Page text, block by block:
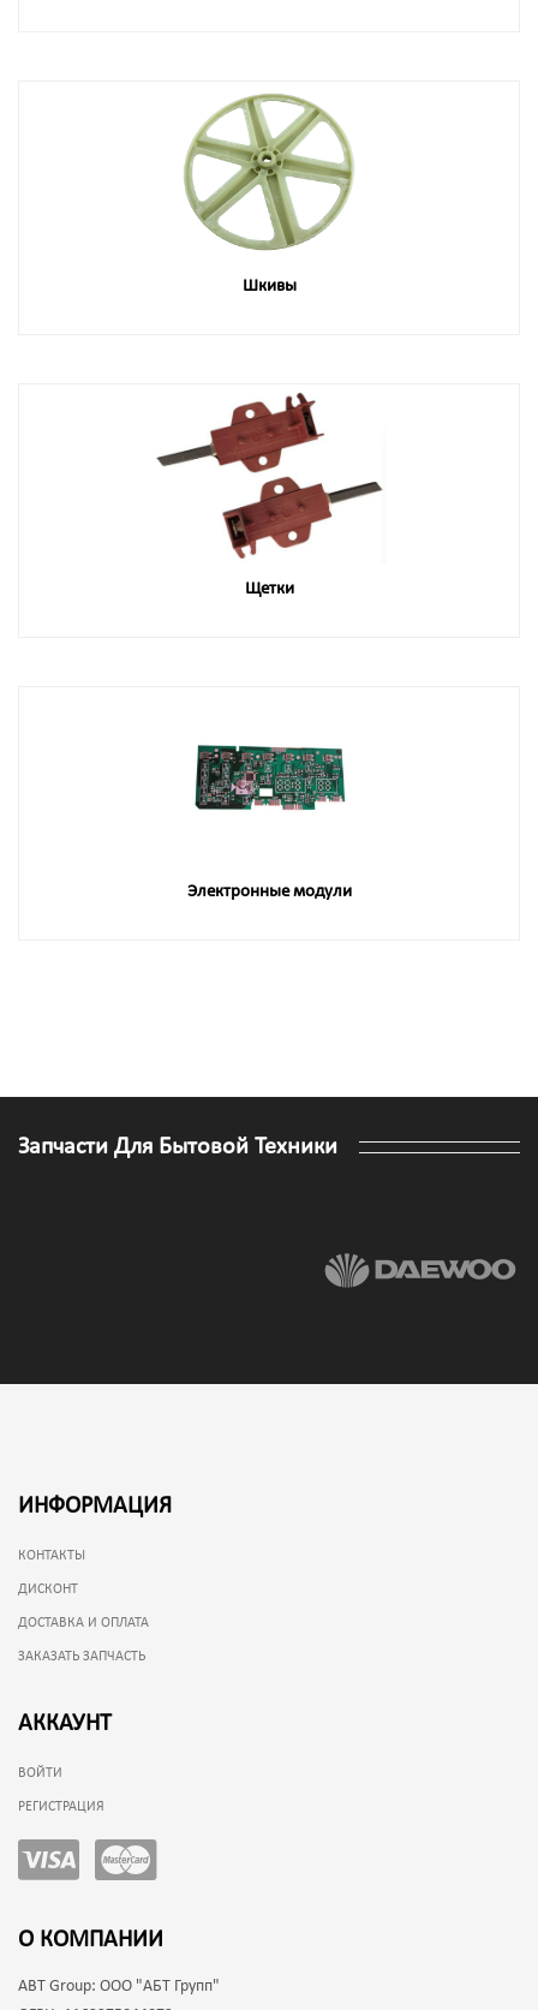
Шкивы
Щетки
Электронные модули
Запчасти Для Бытовой Техники
ИНФОРМАЦИЯ
КОНТАКТЫ
ДИСКОНТ
ДОСТАВКА И ОПЛАТА
ЗАКАЗАТЬ ЗАПЧАСТЬ
АККАУНТ
ВОЙТИ
РЕГИСТРАЦИЯ
О КОМПАНИИ
ABT Group: ООО "АБТ Групп"